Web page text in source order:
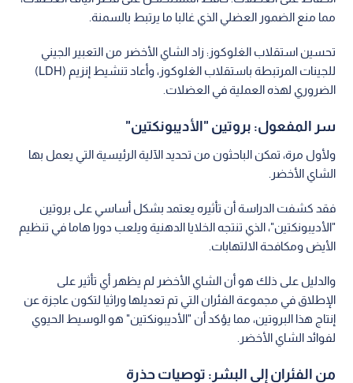
مما منع الضمور العضلي الذي غالبا ما يرتبط بالسمنة.
تحسين استقلاب الغلوكوز: زاد الشاي الأخضر من التعبير الجيني
للجينات المرتبطة باستقلاب الغلوكوز، وأعاد تنشيط إنزيم (LDH)
الضروري لهذه العملية في العضلات.
سر المفعول: بروتين "الأديبونكتين"
ولأول مرة، تمكن الباحثون من تحديد الآلية الرئيسية التي يعمل بها
الشاي الأخضر.
فقد كشفت الدراسة أن تأثيره يعتمد بشكل أساسي على بروتين
"الأديبونكتين"، الذي تنتجه الخلايا الدهنية ويلعب دورا هاما في تنظيم
الأيض ومكافحة الالتهابات.
والدليل على ذلك هو أن الشاي الأخضر لم يظهر أي تأثير على
الإطلاق في مجموعة الفئران التي تم تعديلها وراثيا لتكون عاجزة عن
إنتاج هذا البروتين، مما يؤكد أن "الأديبونكتين" هو الوسيط الحيوي
لفوائد الشاي الأخضر.
من الفئران إلى البشر: توصيات حذرة